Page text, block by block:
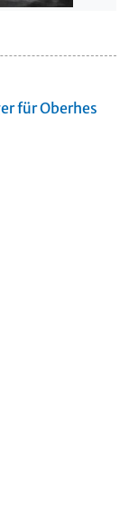
für Oberhes